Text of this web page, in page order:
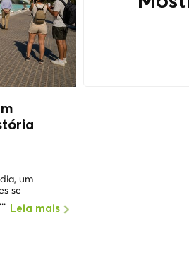
um
se
Leia mais